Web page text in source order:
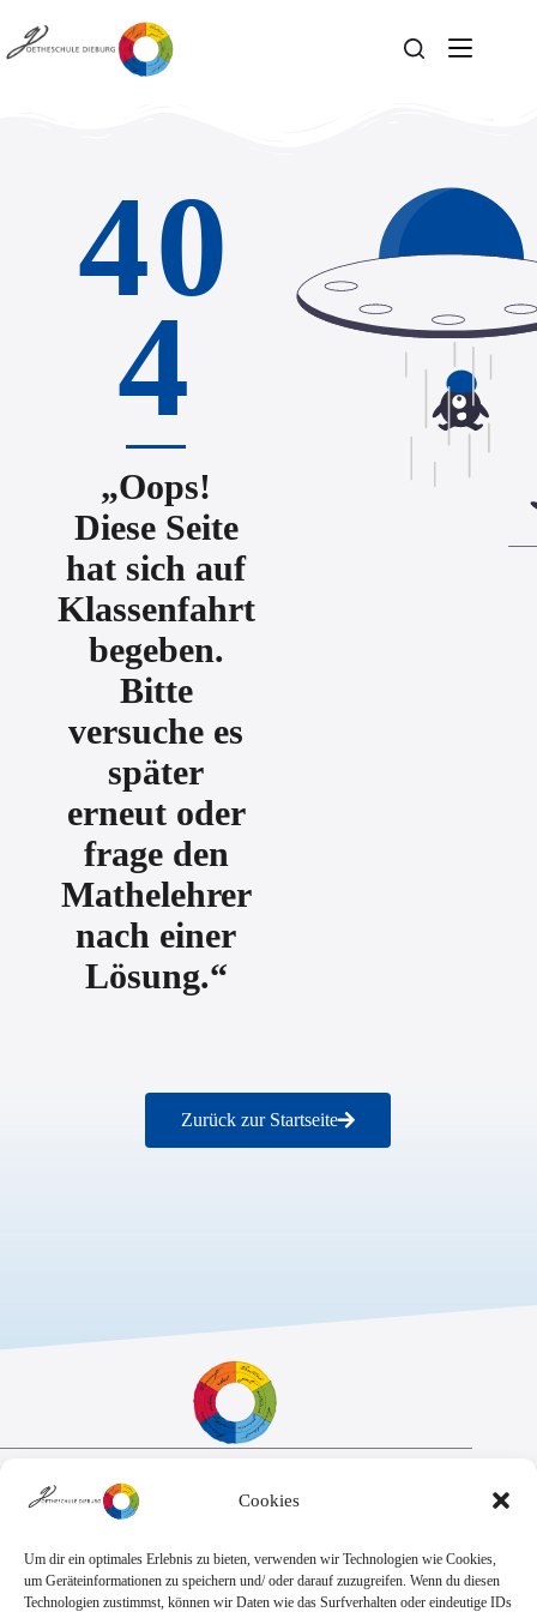
Cookies
Um dir ein optimales Erlebnis zu bieten, verwenden wir Technologien wie Cookies,
um Geräteinformationen zu speichern und/ oder darauf zuzugreifen. Wenn du diesen
Technologien zustimmst, können wir Daten wie das Surfverhalten oder eindeutige IDs
40
4
„Oops!
Diese Seite
hat sich auf
Klassenfahrt
begeben.
Bitte
versuche es
später
erneut oder
frage den
Mathelehrer
nach einer
Lösung.“
Zurück zur Startseite
Sekretariat:
Montag - Donnerstag: 7.45 Uhr bis 14:30 Uhr
E-Mail:
sekretariat@goethe.schule
Telefon
+49 6071 9888 0
Fax